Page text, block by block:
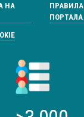
НА
ПРАВИЛА
ПОРТАЛА